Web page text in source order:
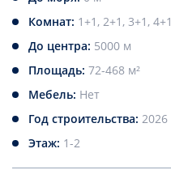
Комнат: 1+1, 2+1, 3+1, 4+1
До центра: 5000 м
Площадь: 72-468 м²
Мебель: Нет
Год строительства: 2026
Этаж: 1-2